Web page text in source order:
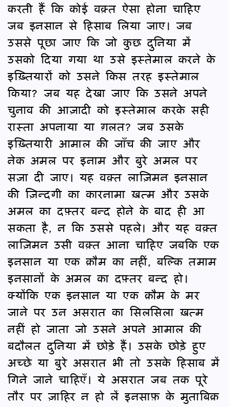
करती हैं कि कोई वक़्त ऐसा होना चाहिए
जब इनसान से हिसाब लिया जाए। जब
उससे पूछा जाए कि जो कुछ दुनिया में
उसको दिया गया था उसे इस्तेमाल करने के
इख़्तियारों को उसने किस तरह इस्तेमाल
किया? जब यह देखा जाए कि उसने अपने
चुनाव की आज़ादी को इस्तेमाल करके सही
रास्ता अपनाया या ग़लत? जब उसके
इख़्तियारी आमाल की जाँच की जाए और
नेक अमल पर इनाम और बुरे अमल पर
सज़ा दी जाए। यह वक़्त लाज़िमन इनसान
की ज़िन्दगी का कारनामा ख़त्म और उसके
अमल का दफ़्तर बन्द होने के बाद ही आ
सकता है, न कि उससे पहले। और यह वक़्त
लाज़िमन उसी वक़्त आना चाहिए जबकि एक
इनसान या एक क़ौम का नहीं, बल्कि तमाम
इनसानों के अमल का दफ़्तर बन्द हो।
क्योंकि एक इनसान या एक क़ौम के मर
जाने पर उन असरात का सिलसिला ख़त्म
नहीं हो जाता जो उसने अपने आमाल की
बदौलत दुनिया में छोड़े हैं। उसके छोड़े हुए
अच्छे या बुरे असरात भी तो उसके हिसाब में
गिने जाने चाहिएँ। ये असरात जब तक पूरे
तौर पर ज़ाहिर न हो लें इनसाफ़ के मुताबिक़